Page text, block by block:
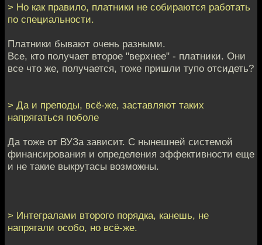
> Но как правило, платники не собираются работать
по специальности.
Платники бывают очень разными.
Все, кто получает второе "верхнее" - платники. Они
все что же, получается, тоже пришли тупо отсидеть?
> Да и преподы, всё-же, заставляют таких
напрягаться поболе
Да тоже от ВУЗа зависит. С нынешней системой
финансирования и определения эффективности еще
и не такие выкрутасы возможны.
> Интегралами второго порядка, канешь, не
напрягали особо, но всё-же.